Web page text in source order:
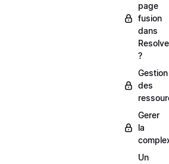
page
fusion
dans
Resolve
?
Gestion
des
Gerer
la
Un